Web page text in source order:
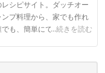
シピサイト。ダッチオー
プ料理から、家でも作れ
も、簡単にできて、しか
...続きを読む